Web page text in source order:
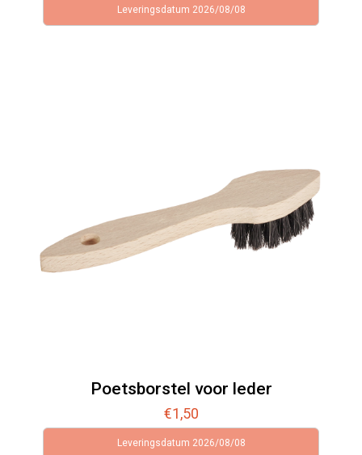
Leveringsdatum 2026/08/08
Poetsborstel voor leder
€1,50
Leveringsdatum 2026/08/08